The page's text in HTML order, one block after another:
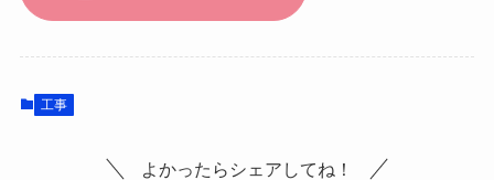
工事
よかったらシェアしてね！